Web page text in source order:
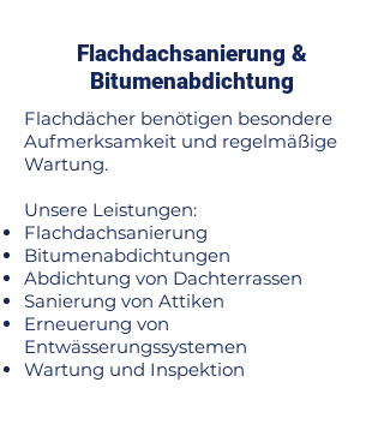
Flachdachsanierung &
Bitumenabdichtung
Flachdächer benötigen besondere
Aufmerksamkeit und regelmäßige
Wartung.
Unsere Leistungen:
Flachdachsanierung
Bitumenabdichtungen
Abdichtung von Dachterrassen
Sanierung von Attiken
Erneuerung von
Entwässerungssystemen
Wartung und Inspektion